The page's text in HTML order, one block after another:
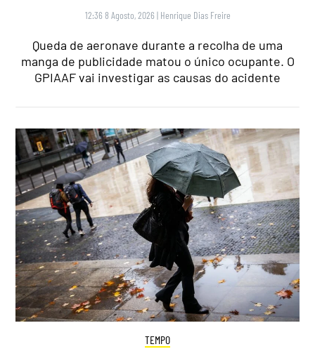
12:36 8 Agosto, 2026 | Henrique Dias Freire
Queda de aeronave durante a recolha de uma
manga de publicidade matou o único ocupante. O
GPIAAF vai investigar as causas do acidente
TEMPO